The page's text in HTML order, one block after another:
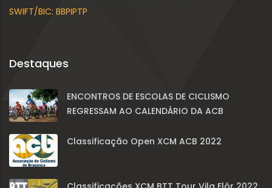
SWIFT/BIC: BBPIPTP
Destaques
ENCONTROS DE ESCOLAS DE CICLISMO
REGRESSAM AO CALENDÁRIO DA ACB
Classificação Open XCM ACB 2022